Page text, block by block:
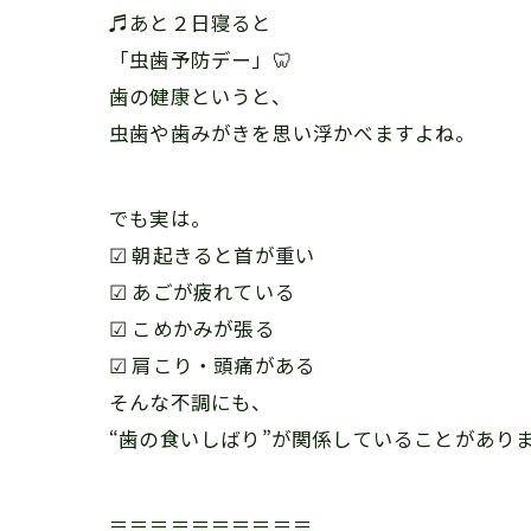
♬あと２日寝ると
「虫歯予防デー」🦷
歯の健康というと、
虫歯や歯みがきを思い浮かべますよね。
でも実は。
☑ 朝起きると首が重い
☑ あごが疲れている
☑ こめかみが張る
☑ 肩こり・頭痛がある
そんな不調にも、
“歯の食いしばり”が関係していることがあり
＝＝＝＝＝＝＝＝＝＝